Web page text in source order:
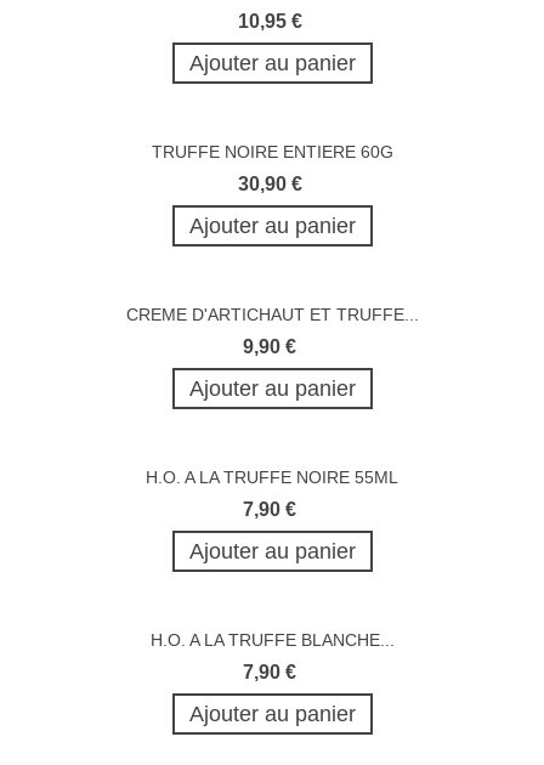
10,95 €
Ajouter au panier
TRUFFE NOIRE ENTIERE 60G
30,90 €
Ajouter au panier
CREME D'ARTICHAUT ET TRUFFE...
9,90 €
Ajouter au panier
H.O. A LA TRUFFE NOIRE 55ML
7,90 €
Ajouter au panier
H.O. A LA TRUFFE BLANCHE...
7,90 €
Ajouter au panier